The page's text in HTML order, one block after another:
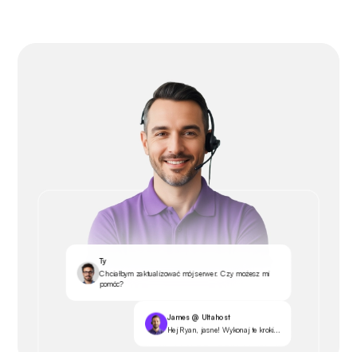
Ty
Chciałbym zaktualizować mój serwer. Czy możesz mi
pomóc?
James @ Ultahost
Hej Ryan, jasne! Wykonaj te kroki...